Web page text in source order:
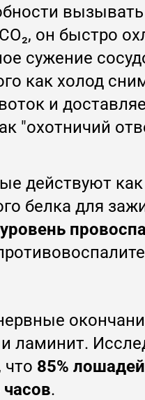
он быстро
сужение
как холод
и
"охотничий
действуют
белка для
ламинит.
что 85% лошадей
часов.